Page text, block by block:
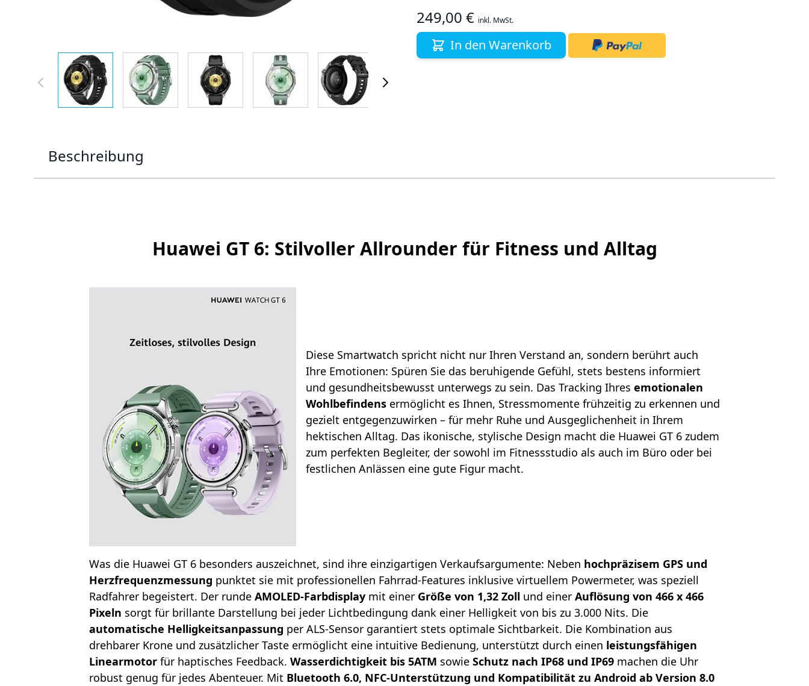
View larger imageView larger imageView larger imageView larger imageView larger imageView larger imageView larger imageView larger imageView larger image
249,00 € inkl. MwSt.
In den Warenkorb
Beschreibung
Huawei GT 6: Stilvoller Allrounder für Fitness und Alltag
Diese Smartwatch spricht nicht nur Ihren Verstand an, sondern berührt auch
Ihre Emotionen: Spüren Sie das beruhigende Gefühl, stets bestens informiert
und gesundheitsbewusst unterwegs zu sein. Das Tracking Ihres emotionalen
Wohlbefindens ermöglicht es Ihnen, Stressmomente frühzeitig zu erkennen und
gezielt entgegenzuwirken – für mehr Ruhe und Ausgeglichenheit in Ihrem
hektischen Alltag. Das ikonische, stylische Design macht die Huawei GT 6 zudem
zum perfekten Begleiter, der sowohl im Fitnessstudio als auch im Büro oder bei
festlichen Anlässen eine gute Figur macht.
Was die Huawei GT 6 besonders auszeichnet, sind ihre einzigartigen Verkaufsargumente: Neben hochpräzisem GPS und
Herzfrequenzmessung punktet sie mit professionellen Fahrrad-Features inklusive virtuellem Powermeter, was speziell
Radfahrer begeistert. Der runde AMOLED-Farbdisplay mit einer Größe von 1,32 Zoll und einer Auflösung von 466 x 466
Pixeln sorgt für brillante Darstellung bei jeder Lichtbedingung dank einer Helligkeit von bis zu 3.000 Nits. Die
automatische Helligkeitsanpassung per ALS-Sensor garantiert stets optimale Sichtbarkeit. Die Kombination aus
drehbarer Krone und zusätzlicher Taste ermöglicht eine intuitive Bedienung, unterstützt durch einen leistungsfähigen
Linearmotor für haptisches Feedback. Wasserdichtigkeit bis 5ATM sowie Schutz nach IP68 und IP69 machen die Uhr
robust genug für jedes Abenteuer. Mit Bluetooth 6.0, NFC-Unterstützung und Kompatibilität zu Android ab Version 8.0